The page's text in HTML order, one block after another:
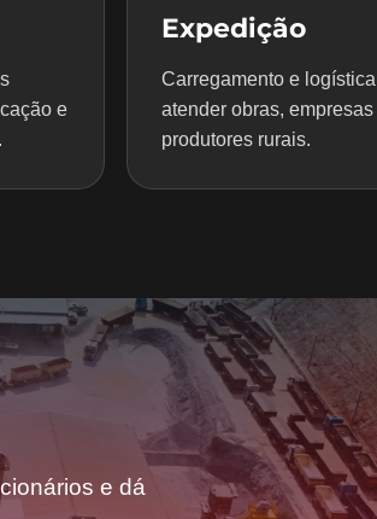
e
Expedição
Carregamento e
atender obras, empresas
produtores rurais.
e dá